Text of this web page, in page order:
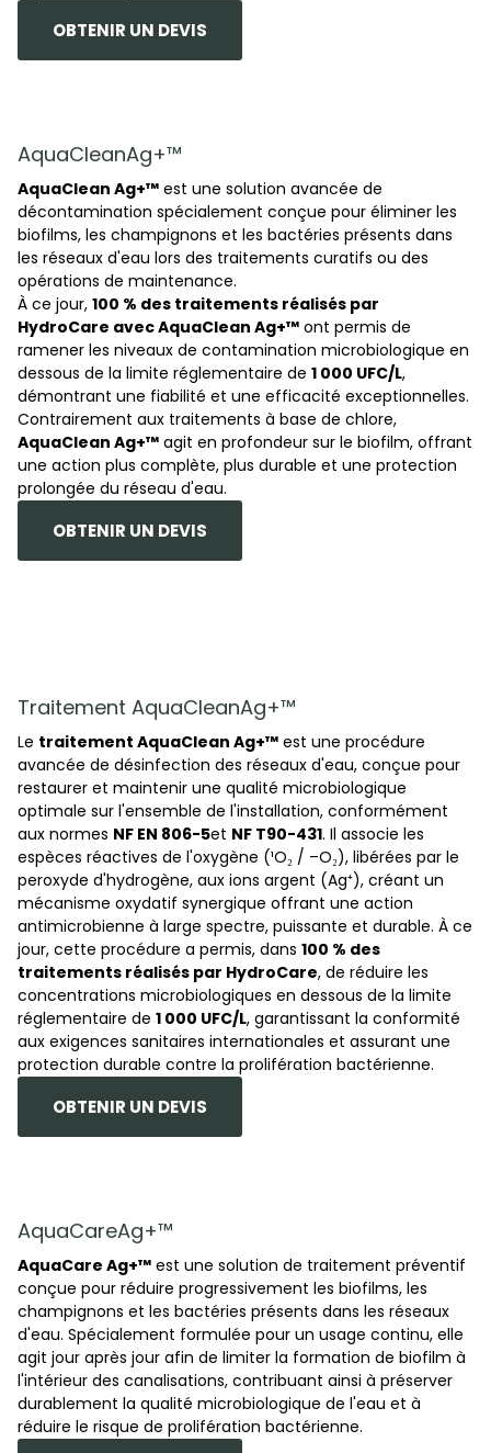
OBTENIR UN DEVIS
AquaCleanAg+™
AquaClean Ag+™ est une solution avancée de
décontamination spécialement conçue pour éliminer les
biofilms, les champignons et les bactéries présents dans
les réseaux d'eau lors des traitements curatifs ou des
opérations de maintenance.
À ce jour, 100 % des traitements réalisés par
HydroCare avec AquaClean Ag+™ ont permis de
ramener les niveaux de contamination microbiologique en
dessous de la limite réglementaire de 1 000 UFC/L,
démontrant une fiabilité et une efficacité exceptionnelles.
Contrairement aux traitements à base de chlore,
AquaClean Ag+™ agit en profondeur sur le biofilm, offrant
une action plus complète, plus durable et une protection
prolongée du réseau d'eau.
OBTENIR UN DEVIS
Traitement AquaCleanAg+™
Le traitement AquaClean Ag+™ est une procédure
avancée de désinfection des réseaux d'eau, conçue pour
restaurer et maintenir une qualité microbiologique
optimale sur l'ensemble de l'installation, conformément
aux normes NF EN 806-5et NF T90-431. Il associe les
espèces réactives de l'oxygène (¹O₂ / –O₂), libérées par le
peroxyde d'hydrogène, aux ions argent (Ag⁺), créant un
mécanisme oxydatif synergique offrant une action
antimicrobienne à large spectre, puissante et durable. À ce
jour, cette procédure a permis, dans 100 % des
traitements réalisés par HydroCare, de réduire les
concentrations microbiologiques en dessous de la limite
réglementaire de 1 000 UFC/L, garantissant la conformité
aux exigences sanitaires internationales et assurant une
protection durable contre la prolifération bactérienne.
OBTENIR UN DEVIS
AquaCareAg+™
AquaCare Ag+™ est une solution de traitement préventif
conçue pour réduire progressivement les biofilms, les
champignons et les bactéries présents dans les réseaux
d'eau. Spécialement formulée pour un usage continu, elle
agit jour après jour afin de limiter la formation de biofilm à
l'intérieur des canalisations, contribuant ainsi à préserver
durablement la qualité microbiologique de l'eau et à
réduire le risque de prolifération bactérienne.